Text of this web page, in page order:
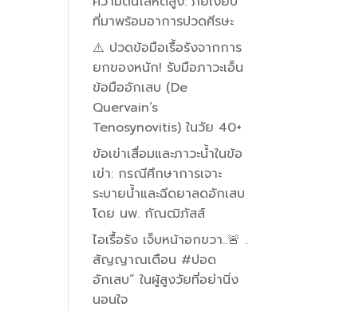
ที่มาพร้อมอาการปวดศีรษะ
⚠️ ปวดข้อมือเรื้อรังจากการ
ยกของหนัก! รับมือภาวะเอ็น
ข้อมืออักเสบ (De
Quervain’s
Tenosynovitis) ในวัย 40+
ข้อเข่าเสื่อมและภาวะน้ำในข้อ
เข่า: กรณีศึกษาการเจาะ
ระบายน้ำและฉีดยาลดอักเสบ
โดย นพ. กัณฒิภัสส์
ไอเรื้อรัง เจ็บหน้าอกขวา..🚨 .
สัญญาณเตือน #ปอด
อักเสบ” ในผู้สูงวัยที่อย่านิ่ง
นอนใจ